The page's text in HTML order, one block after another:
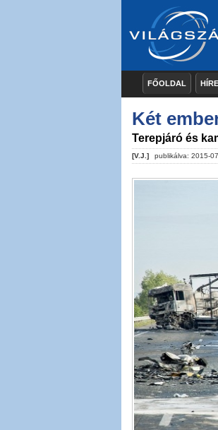
FŐOLDAL
Két
Terepjáró és
[V.J.] publikálva: 2015-